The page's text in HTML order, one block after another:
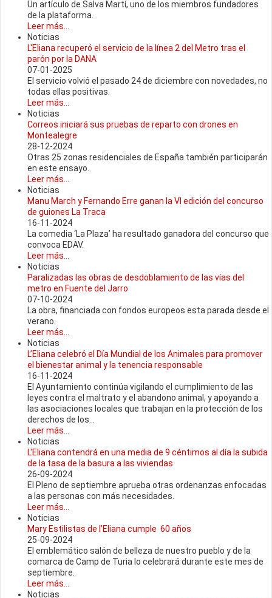
Un artículo de Salva Martí, uno de los miembros fundadores
de la plataforma.
Leer más...
Noticias
L'Eliana recuperó el servicio de la línea 2 del Metro tras el
parón por la DANA
07-01-2025
El servicio volvió el pasado 24 de diciembre con novedades, no
todas ellas positivas.
Leer más...
Noticias
Correos iniciará sus pruebas de reparto con drones en
Montealegre
28-12-2024
Otras 25 zonas residenciales de España también participarán
en este ensayo.
Leer más...
Noticias
Manu March y Fernando Erre ganan la VI edición del concurso
de guiones La Traca
16-11-2024
La comedia ‘La Plaza’ ha resultado ganadora del concurso que
convoca EDAV.
Leer más...
Noticias
Paralizadas las obras de desdoblamiento de las vías del
metro en Fuente del Jarro
07-10-2024
La obra, financiada con fondos europeos esta parada desde el
verano.
Leer más...
Noticias
L’Eliana celebró el Día Mundial de los Animales para promover
el bienestar animal y la tenencia responsable
16-11-2024
El Ayuntamiento continúa vigilando el cumplimiento de las
leyes contra el maltrato y el abandono animal, y apoyando a
las asociaciones locales que trabajan en la protección de los
derechos de los...
Leer más...
Noticias
L'Eliana contendrá en una media de 9 céntimos al día la subida
de la tasa de la basura a las viviendas
26-09-2024
El Pleno de septiembre aprueba otras ordenanzas enfocadas
a las personas con más necesidades.
Leer más...
Noticias
Mary Estilistas de l’Eliana cumple 60 años
25-09-2024
El emblemático salón de belleza de nuestro pueblo y de la
comarca de Camp de Turia lo celebrará durante este mes de
septiembre.
Leer más...
Noticias